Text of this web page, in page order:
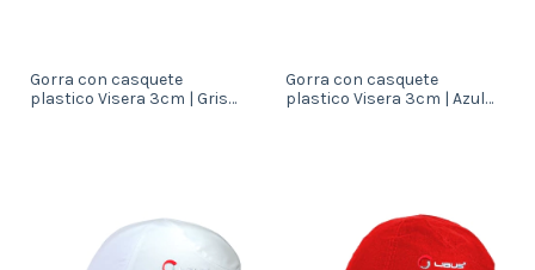
Gorra con casquete
plastico Visera 3cm | Gris
Gorra con casquete
plastico Visera 3cm | Azul